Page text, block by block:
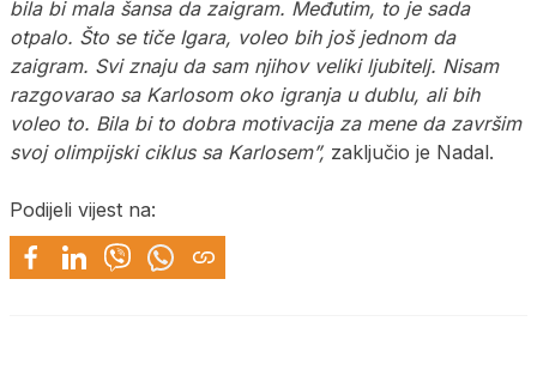
bila bi mala šansa da zaigram. Međutim, to je sada
otpalo. Što se tiče Igara, voleo bih još jednom da
zaigram. Svi znaju da sam njihov veliki ljubitelj. Nisam
razgovarao sa Karlosom oko igranja u dublu, ali bih
voleo to. Bila bi to dobra motivacija za mene da završim
svoj olimpijski ciklus sa Karlosem”, zaključio je Nadal.
Podijeli vijest na: